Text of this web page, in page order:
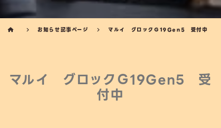
お知らせ記事ページ マルイ グロックＧ19Gen5 受付中
マルイ グロックＧ19Gen5 受
付中